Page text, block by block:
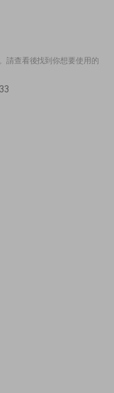
請查看後找到你想要使用的